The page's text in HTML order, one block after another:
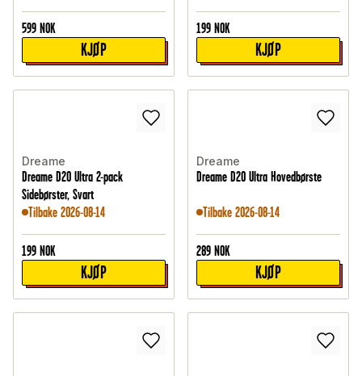
599 NOK
KJØP
199 NOK
KJØP
Dreame
Dreame D20 Ultra 2-pack
Sidebørster, Svart
Tilbake 2026-08-14
199 NOK
KJØP
Dreame
Dreame D20 Ultra Hovedbørste
Tilbake 2026-08-14
289 NOK
KJØP